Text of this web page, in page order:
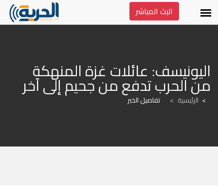
البث المباشر
من الحرب تدفع من جحيم إلى آخر
الرئيسية > تفاصيل الخبر